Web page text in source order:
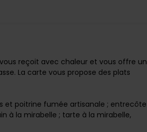
reçoit avec chaleur et vous offre un
La carte vous propose des plats
et poitrine fumée artisanale ; entrecôte
à la mirabelle ; tarte à la mirabelle,